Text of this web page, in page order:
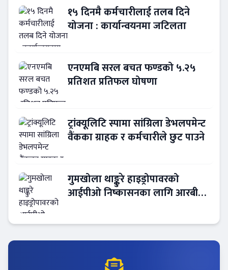
१५ दिनमै कर्मचारीलाई तलब दिने
योजना : कार्यान्वयनमा जटिलता
एनएमबि सरल बचत फण्डको ५.२५
प्रतिशत प्रतिफल घोषणा
ट्रांक्यूलिटि स्पामा सांग्रिला डेभलपमेन्ट
वैंकका ग्राहक र कर्मचारीले छुट पाउने
गुमखोला थाङ्कुरे हाइड्रोपावरको
आईपीओ निष्कासनका लागि आरबीबी